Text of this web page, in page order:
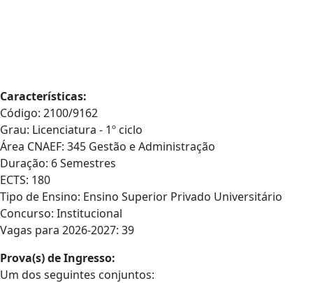
Características:
Código: 2100/9162
Grau: Licenciatura - 1º ciclo
Área CNAEF: 345 Gestão e Administração
Duração: 6 Semestres
ECTS: 180
Tipo de Ensino: Ensino Superior Privado Universitário
Concurso: Institucional
Vagas para 2026-2027: 39
Prova(s) de Ingresso:
Um dos seguintes conjuntos: